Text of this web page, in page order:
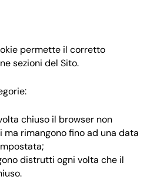
permette il corretto
sezioni del Sito.
chiuso il browser non
rimangono fino ad una data
distrutti ogni volta che il